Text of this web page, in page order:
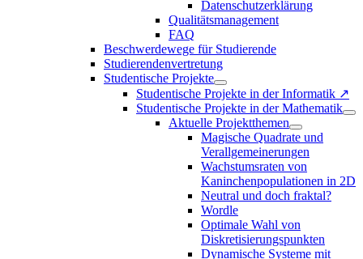
Datenschutzerklärung
Qualitätsmanagement
FAQ
Beschwerdewege für Studierende
Studierendenvertretung
Studentische Projekte
Studentische Projekte in der Informatik ↗
Studentische Projekte in der Mathematik
Aktuelle Projektthemen
Magische Quadrate und
Verallgemeinerungen
Wachstumsraten von
Kaninchenpopulationen in 2D
Neutral und doch fraktal?
Wordle
Optimale Wahl von
Diskretisierungspunkten
Dynamische Systeme mit